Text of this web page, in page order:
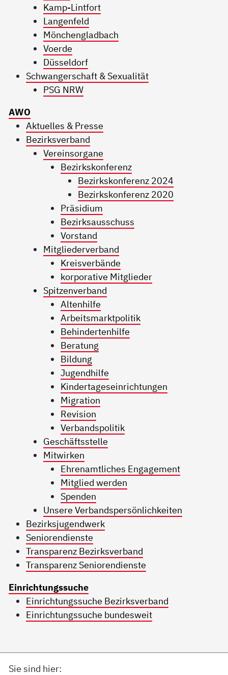
Kamp-Lintfort
Langenfeld
Mönchengladbach
Voerde
Düsseldorf
Schwangerschaft & Sexualität
PSG NRW
AWO
Aktuelles & Presse
Bezirksverband
Vereinsorgane
Bezirkskonferenz
Bezirkskonferenz 2024
Bezirkskonferenz 2020
Präsidium
Bezirksausschuss
Vorstand
Mitgliederverband
Kreisverbände
korporative Mitglieder
Spitzenverband
Altenhilfe
Arbeitsmarktpolitik
Behindertenhilfe
Beratung
Bildung
Jugendhilfe
Kindertageseinrichtungen
Migration
Revision
Verbandspolitik
Geschäftsstelle
Mitwirken
Ehrenamtliches Engagement
Mitglied werden
Spenden
Unsere Verbandspersönlichkeiten
Bezirksjugendwerk
Seniorendienste
Transparenz Bezirksverband
Transparenz Seniorendienste
Einrichtungssuche
Einrichtungssuche Bezirksverband
Einrichtungssuche bundesweit
Sie sind hier: